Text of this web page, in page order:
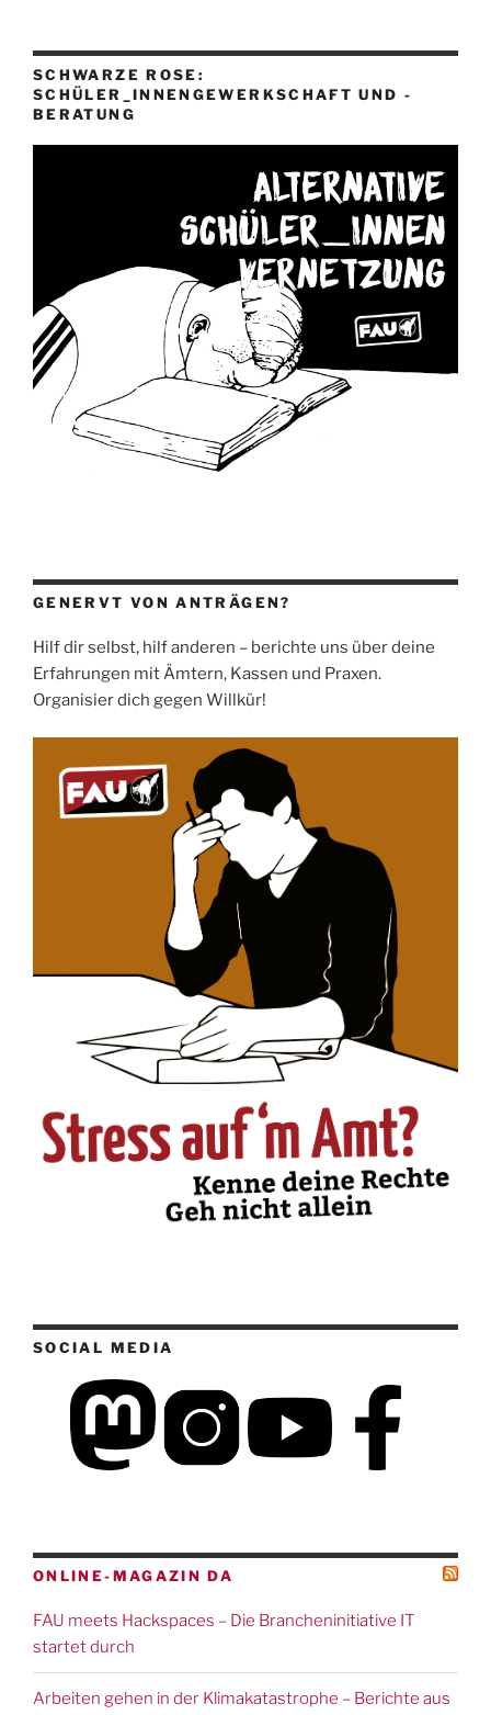
SCHWARZE ROSE:
SCHÜLER_INNENGEWERKSCHAFT UND -
BERATUNG
GENERVT VON ANTRÄGEN?
Hilf dir selbst, hilf anderen – berichte uns über deine
Erfahrungen mit Ämtern, Kassen und Praxen.
Organisier dich gegen Willkür!
SOCIAL MEDIA
ONLINE-MAGAZIN DA
FAU meets Hackspaces – Die Brancheninitiative IT
startet durch
Arbeiten gehen in der Klimakatastrophe – Berichte aus